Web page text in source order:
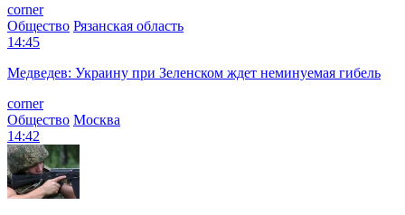
corner
Общество Рязанская область
14:45
Медведев: Украину при Зеленском ждет неминуемая гибель
corner
Общество Москва
14:42